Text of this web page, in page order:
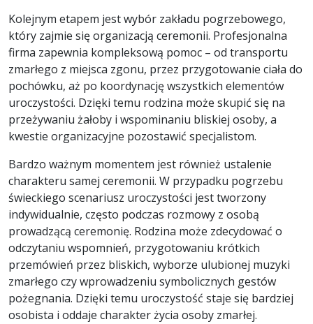
Kolejnym etapem jest wybór zakładu pogrzebowego,
który zajmie się organizacją ceremonii. Profesjonalna
firma zapewnia kompleksową pomoc – od transportu
zmarłego z miejsca zgonu, przez przygotowanie ciała do
pochówku, aż po koordynację wszystkich elementów
uroczystości. Dzięki temu rodzina może skupić się na
przeżywaniu żałoby i wspominaniu bliskiej osoby, a
kwestie organizacyjne pozostawić specjalistom.
Bardzo ważnym momentem jest również ustalenie
charakteru samej ceremonii. W przypadku pogrzebu
świeckiego scenariusz uroczystości jest tworzony
indywidualnie, często podczas rozmowy z osobą
prowadzącą ceremonię. Rodzina może zdecydować o
odczytaniu wspomnień, przygotowaniu krótkich
przemówień przez bliskich, wyborze ulubionej muzyki
zmarłego czy wprowadzeniu symbolicznych gestów
pożegnania. Dzięki temu uroczystość staje się bardziej
osobista i oddaje charakter życia osoby zmarłej.